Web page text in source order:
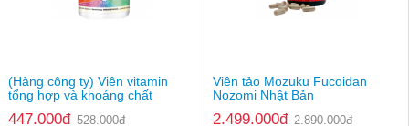
Người trưởng thành 18 tuổi trở lên
Uống 2 viên/ ngày với nước ấm. Nên uống nhiều nước.
Lưu ý:
Không dùng cho người dưới 18 tuổi
(Hàng công ty) Viên vitamin
tổng hợp và khoáng chất
Komplex
447.000đ 528.000đ
Viên tảo Mozuku Fucoidan
Nozomi Nhật Bản
2.499.000đ 2.890.000đ